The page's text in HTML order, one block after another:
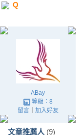
Q
ABay
等級：8
留言｜ 加入好友
文章推薦人 (9)